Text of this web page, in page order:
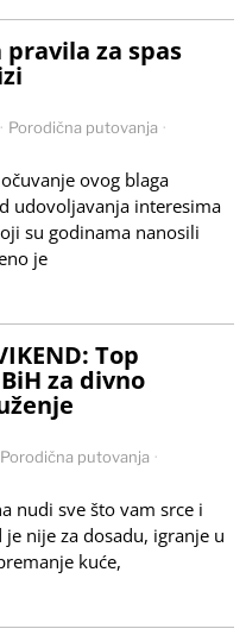
pravila za spas
· Porodična putovanja ·
ovog blaga
udovoljavanja interesima
su godinama nanosili
je
Top
za divno
Porodična putovanja ·
nudi sve što vam srce i
je nije za dosadu, igranje u
kuće,